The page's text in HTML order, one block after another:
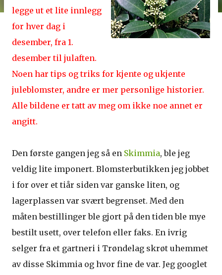
legge ut et lite innlegg
for hver dag i
desember, fra 1.
desember til julaften.
Noen har tips og triks for kjente og ukjente
juleblomster, andre er mer personlige historier.
Alle bildene er tatt av meg om ikke noe annet er
angitt.
Den første gangen jeg så en Skimmia, ble jeg
veldig lite imponert. Blomsterbutikken jeg jobbet
i for over et tiår siden var ganske liten, og
lagerplassen var svært begrenset. Med den
måten bestillinger ble gjort på den tiden ble mye
bestilt usett, over telefon eller faks. En ivrig
selger fra et gartneri i Trøndelag skrøt uhemmet
av disse Skimmia og hvor fine de var. Jeg googlet